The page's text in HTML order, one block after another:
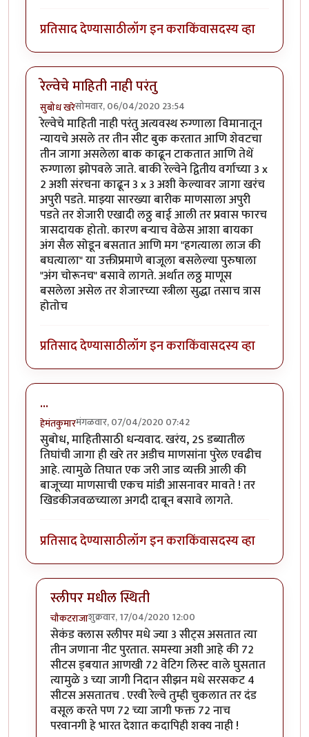
प्रतिसाद देण्यासाठीलॉग इन कराकिंवासदस्य व्हा
रेल्वेचे माहिती नाही परंतु
सुबोध खरेसोमवार, 06/04/2020 23:54
रेल्वेचे माहिती नाही परंतु अत्यवस्थ रुग्णाला विमानातून
न्यायचे असले तर तीन सीट बुक करतात आणि शेवटचा
तीन जागा असलेला बाक काढून टाकतात आणि तेथें
रुग्णाला झोपवले जाते. बाकी रेल्वेने द्वितीय वर्गाच्या 3 x
2 अशी संरचना काढून 3 x 3 अशी केल्यावर जागा खरंच
अपुरी पडते. माझ्या सारख्या बारीक माणसाला अपुरी
पडते तर शेजारी एखादी लठ्ठ बाई आली तर प्रवास फारच
त्रासदायक होतो. कारण बऱ्याच वेळेस आशा बायका
अंग सैल सोडून बसतात आणि मग "हगत्याला लाज की
बघत्याला" या उक्तीप्रमाणे बाजूला बसलेल्या पुरुषाला
"अंग चोरूनच" बसावे लागते. अर्थात लठ्ठ माणूस
बसलेला असेल तर शेजारच्या स्त्रीला सुद्धा तसाच त्रास
होतोच
प्रतिसाद देण्यासाठीलॉग इन कराकिंवासदस्य व्हा
...
हेमंतकुमारमंगळवार, 07/04/2020 07:42
सुबोध, माहितीसाठी धन्यवाद. खरंय, 2S डब्यातील
तिघांची जागा ही खरे तर अडीच माणसांना पुरेल एवढीच
आहे. त्यामुळे तिघात एक जरी जाड व्यक्ती आली की
बाजूच्या माणसाची एकच मांडी आसनावर मावते ! तर
खिडकीजवळच्याला अगदी दाबून बसावे लागते.
प्रतिसाद देण्यासाठीलॉग इन कराकिंवासदस्य व्हा
स्लीपर मधील स्थिती
चौकटराजाशुक्रवार, 17/04/2020 12:00
In reply to...byहेमंतकुमार
सेकंड क्लास स्लीपर मधे ज्या 3 सीट्स असतात त्या
तीन जणाना नीट पुरतात. समस्या अशी आहे की 72
सीटस ड्बयात आणखी 72 वेटिग लिस्ट वाले घुसतात
त्यामुळे 3 च्या जागी निदान सीझन मधे सरसकट 4
सीटस असतातच . एरवी रेल्वे तुम्ही चुकलात तर दंड
वसूल करते पण 72 च्या जागी फक्त 72 नाच
परवानगी हे भारत देशात कदापिही शक्य नाही !